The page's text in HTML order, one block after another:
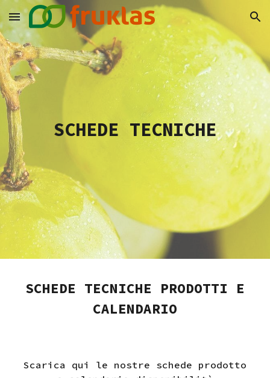
Skip to main content Skip to navigation
SCHEDE TECNICHE
SCHEDE TECNICHE PRODOTTI E
CALENDARIO
Scarica qui le nostre schede prodotto